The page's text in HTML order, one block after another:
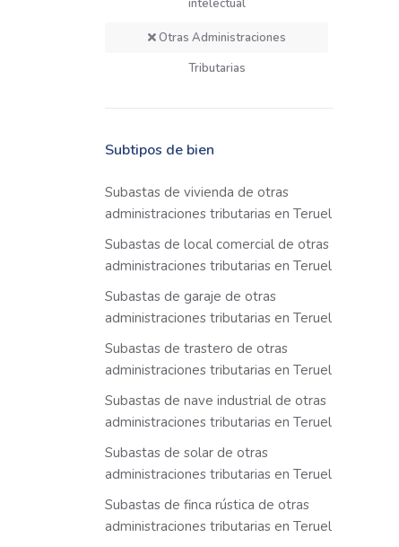
intelectual
Otras Administraciones
Tributarias
Subtipos de bien
Subastas de vivienda de otras
administraciones tributarias en Teruel
Subastas de local comercial de otras
administraciones tributarias en Teruel
Subastas de garaje de otras
administraciones tributarias en Teruel
Subastas de trastero de otras
administraciones tributarias en Teruel
Subastas de nave industrial de otras
administraciones tributarias en Teruel
Subastas de solar de otras
administraciones tributarias en Teruel
Subastas de finca rústica de otras
administraciones tributarias en Teruel